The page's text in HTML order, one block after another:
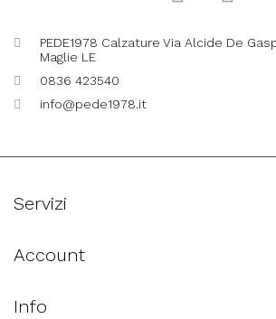
PEDE1978 Calzature Via Alcide De
Maglie LE
0836 423540
info@pede1978.it
Servizi
Account
Info